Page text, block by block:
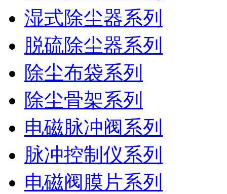
湿式除尘器系列
脱硫除尘器系列
除尘布袋系列
除尘骨架系列
电磁脉冲阀系列
脉冲控制仪系列
电磁阀膜片系列